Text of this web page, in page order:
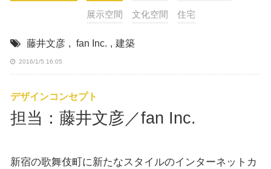
展示空間 文化空間 住宅
藤井文彦 , fan Inc. , 建築
2016/1/5 16:05
デザインコンセプト
担当：藤井文彦／fan Inc.
新宿の歌舞伎町に新たなスタイルのインターネットカ